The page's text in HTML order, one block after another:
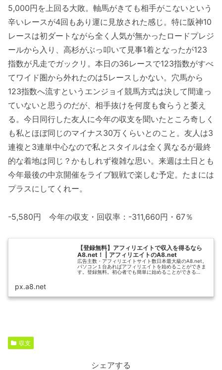
5,000円を上回る大敗。軸馬がきても相手がこないという
辛いレースが4回もあり運に見放された感じ。特に阪神10
レースは初ダートながら全く人気が無かったロードプレジ
ールから入り、高杉がぶっ叩いて見事1着となったが123
指数が凡走でガックリ。本日の36レースで123指数がすべ
てワイド圏から外れたのは5レースしかない。穴馬から
123指数へ流すというエンジョイ競馬方式は決して間違っ
ていないと思うのだが、相手抜けを何度も食らうと萎え
る。今日同行した友人に今年の収支を聞いたところ奇しく
も私とほぼ同じのマイナス30万くらいとのこと。友人は3
連複と3連単中心なので私とスタイルは全く異なるが最終
的な着地は同じ？かもしれず複雑な思い。来週は土日とも
今年最後の中京開催をライブ観戦で楽しむ予定。たまには
プラスにしてくれー。
-5,580円 今年の収支・回収率：-311,660円・67％
【登録無料】アフィリエイトで収入を得るなら
A8.net！ | アフィリエイトのA8.net
広告主数・アフィリエイトサイト数日本最大級のA8.net。
パソコン１台あればアフィリエイトを始めることができま
す。登録無料。初心者でも簡単に始めることができる
px.a8.net
収支
シェアする